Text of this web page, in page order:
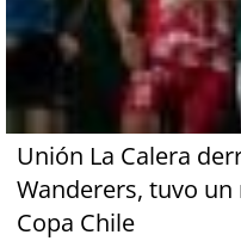
Unión La Calera
Wanderers, tuvo
Copa Chile